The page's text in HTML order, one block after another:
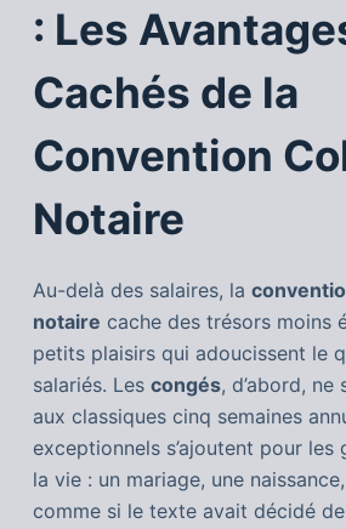
: Les
Cachés de la
Convention
Notaire
Au-delà des salaires, la
notaire cache des trésors moins
petits plaisirs qui adoucissent le
salariés. Les congés, d’abord, ne
aux classiques cinq semaines
exceptionnels s’ajoutent pour les
la vie : un mariage, une
comme si le texte avait décidé